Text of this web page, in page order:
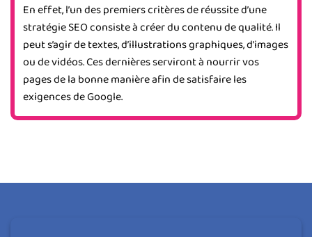
En effet, l’un des premiers critères de réussite d’une
stratégie SEO consiste à créer du contenu de qualité. Il
peut s’agir de textes, d’illustrations graphiques, d’images
ou de vidéos. Ces dernières serviront à nourrir vos
pages de la bonne manière afin de satisfaire les
exigences de Google.